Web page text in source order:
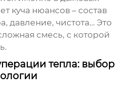
куча нюансов – состав
давление, чистота… Это
смесь, с которой
тепла: выбор